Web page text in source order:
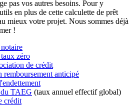
pas vos autres besoins. Pour y
en plus de cette calculette de prêt
mieux votre projet. Nous sommes déjà
!
zéro
de crédit
remboursement anticipé
TAEG (taux annuel effectif global)
crédit